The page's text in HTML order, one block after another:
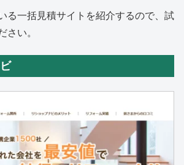
る一括見積サイトを紹介するので、試
さい。